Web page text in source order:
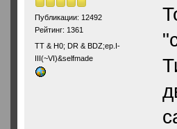
Публикации: 12492
Рейтинг: 1361
ТТ & Н0; DR & BDZ;ep.I-
III(~VI)&selfmade